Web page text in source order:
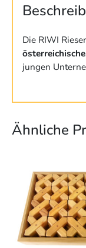
Die RIWI
jungen
Ähnliche
Produkt
weist
mehrere
Varianten
auf.
Die